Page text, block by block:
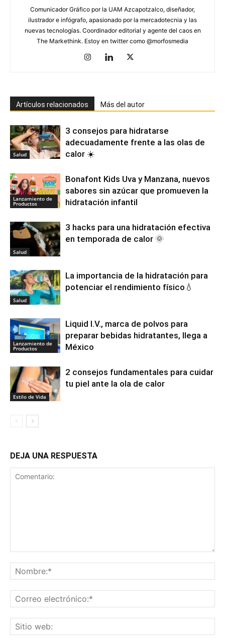
Comunicador Gráfico por la UAM Azcapotzalco, diseñador,
ilustrador e infógrafo, apasionado por la mercadotecnia y las
nuevas tecnologías. Coordinador editorial y agente del caos en
The Markethink. Estoy en twitter como @morfosmedia
Artículos relacionados Más del autor
Salud
3 consejos para hidratarse
adecuadamente frente a las olas de
calor ☀️
Lanzamiento de
Productos
Bonafont Kids Uva y Manzana, nuevos
sabores sin azúcar que promueven la
hidratación infantil
Salud
3 hacks para una hidratación efectiva
en temporada de calor 🌞
Salud
La importancia de la hidratación para
potenciar el rendimiento físico💧
Lanzamiento de
Productos
Liquid I.V., marca de polvos para
preparar bebidas hidratantes, llega a
México
Estilo de Vida
2 consejos fundamentales para cuidar
tu piel ante la ola de calor
DEJA UNA RESPUESTA